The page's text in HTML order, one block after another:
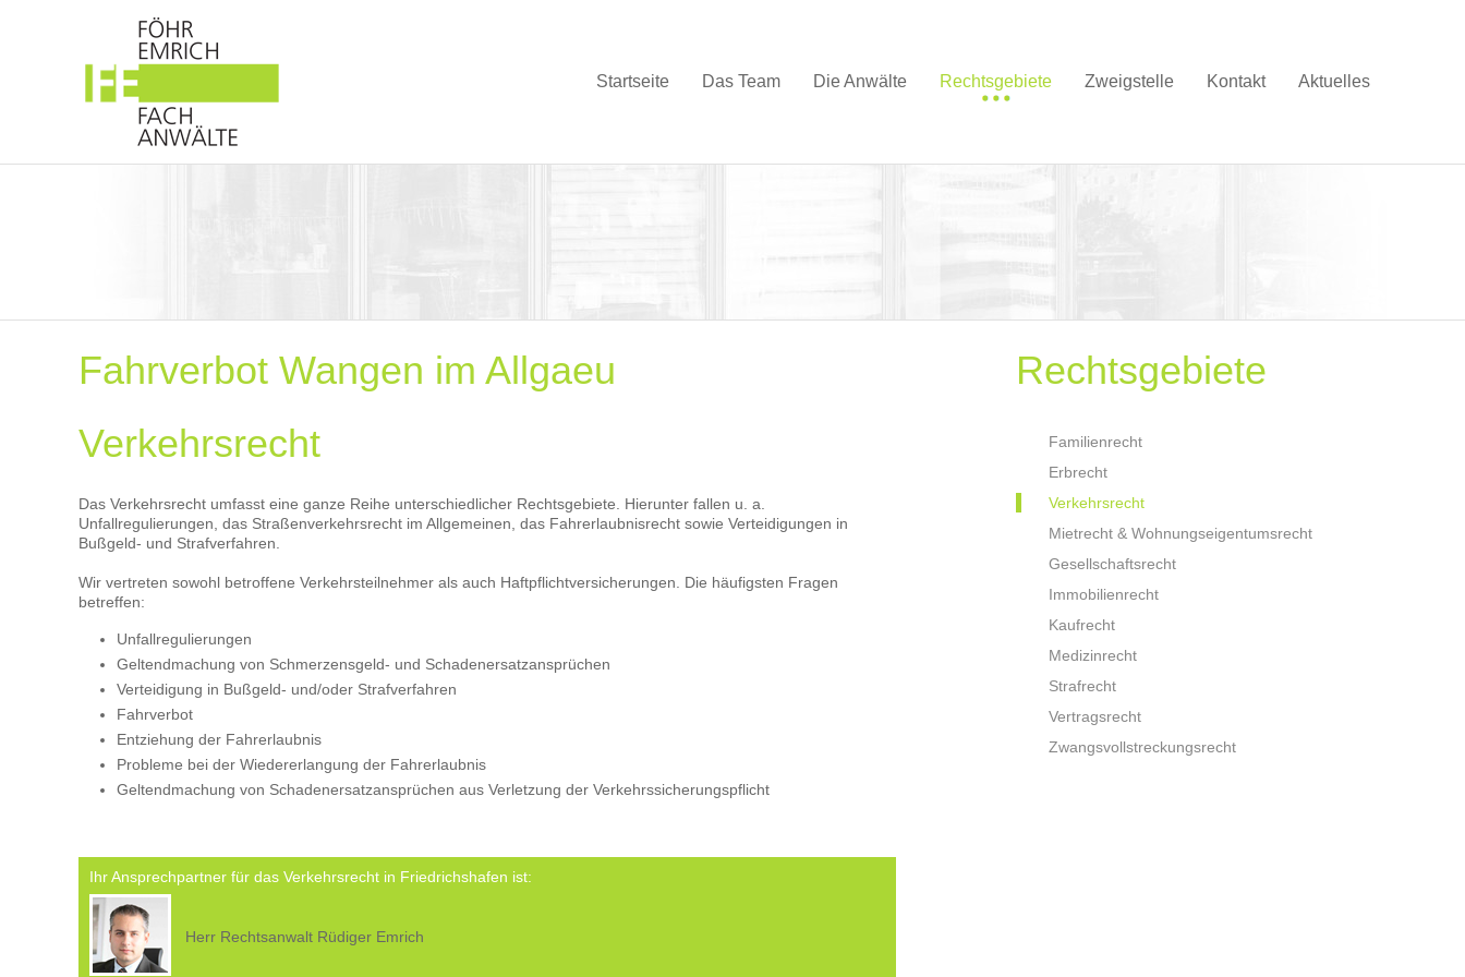
Startseite Das Team Die Anwälte Rechtsgebiete Zweigstelle Kontakt Aktuelles
Rechtsgebiete
Familienrecht
Erbrecht
Verkehrsrecht
Mietrecht & Wohnungseigentumsrecht
Gesellschaftsrecht
Immobilienrecht
Kaufrecht
Medizinrecht
Strafrecht
Vertragsrecht
Zwangsvollstreckungsrecht
Fahrverbot Wangen im Allgaeu
Verkehrsrecht
Das Verkehrsrecht umfasst eine ganze Reihe unterschiedlicher Rechtsgebiete. Hierunter fallen u. a.
Unfallregulierungen, das Straßenverkehrsrecht im Allgemeinen, das Fahrerlaubnisrecht sowie Verteidigungen in
Bußgeld- und Strafverfahren.
Wir vertreten sowohl betroffene Verkehrsteilnehmer als auch Haftpflichtversicherungen. Die häufigsten Fragen
betreffen:
Unfallregulierungen
Geltendmachung von Schmerzensgeld- und Schadenersatzansprüchen
Verteidigung in Bußgeld- und/oder Strafverfahren
Fahrverbot
Entziehung der Fahrerlaubnis
Probleme bei der Wiedererlangung der Fahrerlaubnis
Geltendmachung von Schadenersatzansprüchen aus Verletzung der Verkehrssicherungspflicht
Ihr Ansprechpartner für das Verkehrsrecht in Friedrichshafen ist:
Herr Rechtsanwalt Rüdiger Emrich